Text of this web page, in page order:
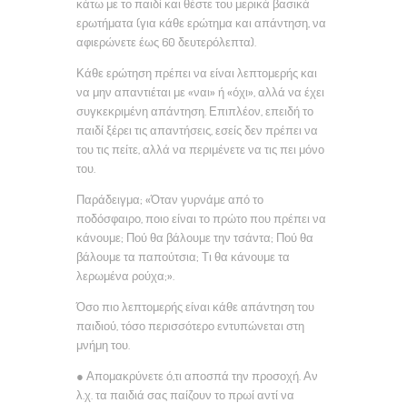
κάτω με το παιδί και θέστε του μερικά βασικά
ερωτήματα (για κάθε ερώτημα και απάντηση, να
αφιερώνετε έως 60 δευτερόλεπτα).
Κάθε ερώτηση πρέπει να είναι λεπτομερής και
να μην απαντιέται με «ναι» ή «όχι», αλλά να έχει
συγκεκριμένη απάντηση. Επιπλέον, επειδή το
παιδί ξέρει τις απαντήσεις, εσείς δεν πρέπει να
του τις πείτε, αλλά να περιμένετε να τις πει μόνο
του.
Παράδειγμα; «Όταν γυρνάμε από το
ποδόσφαιρο, ποιο είναι το πρώτο που πρέπει να
κάνουμε; Πού θα βάλουμε την τσάντα; Πού θα
βάλουμε τα παπούτσια; Τι θα κάνουμε τα
λερωμένα ρούχα;».
Όσο πιο λεπτομερής είναι κάθε απάντηση του
παιδιού, τόσο περισσότερο εντυπώνεται στη
μνήμη του.
● Απομακρύνετε ό,τι αποσπά την προσοχή. Αν
λ.χ. τα παιδιά σας παίζουν το πρωί αντί να